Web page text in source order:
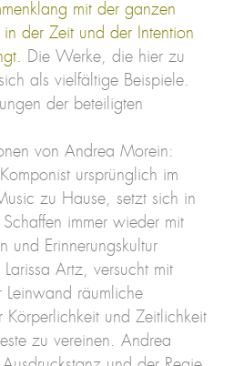
mit der ganzen
der Zeit und der Intention
Die Werke, die hier zu
als vielfältige Beispiele.
der beteiligten
von Andrea Morein:
ursprünglich im
zu Hause, setzt sich in
immer wieder mit
und Erinnerungskultur
Artz, versucht mit
Leinwand räumliche
Körperlichkeit und Zeitlichkeit
zu vereinen. Andrea